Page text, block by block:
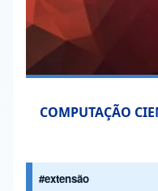
COMPUTAÇÃO
#extensão